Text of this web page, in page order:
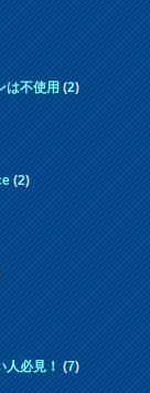
は不使用(2)
(2)
人必見！(7)